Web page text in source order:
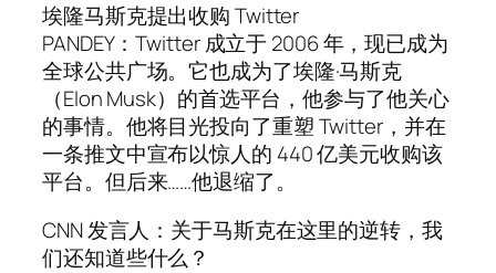
埃隆马斯克提出收购 Twitter
PANDEY：Twitter 成立于 2006 年，现已成为
全球公共广场。它也成为了埃隆·马斯克
（Elon Musk）的首选平台，他参与了他关心
的事情。他将目光投向了重塑 Twitter，并在
一条推文中宣布以惊人的 440 亿美元收购该
平台。但后来……他退缩了。
CNN 发言人：关于马斯克在这里的逆转，我
们还知道些什么？